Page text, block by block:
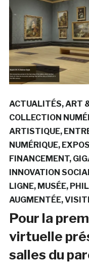
ACTUALITÉS ART
COLLECTION
ARTISTIQUE
NUMÉRIQUE
FINANCEMENT
INNOVATION
LIGNE MUSÉE
AUGMENTÉE
Pour la
virtuelle
salles du